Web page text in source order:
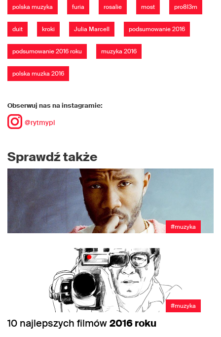
polska muzyka furia rosalie most pro8l3m
duit kroki Julia Marcell podsumowanie 2016
podsumowanie 2016 roku muzyka 2016
polska muzka 2016
Obserwuj nas na instagramie:
@rytmypl
Sprawdź także
#muzyka
#muzyka
10 najlepszych filmów2016 roku